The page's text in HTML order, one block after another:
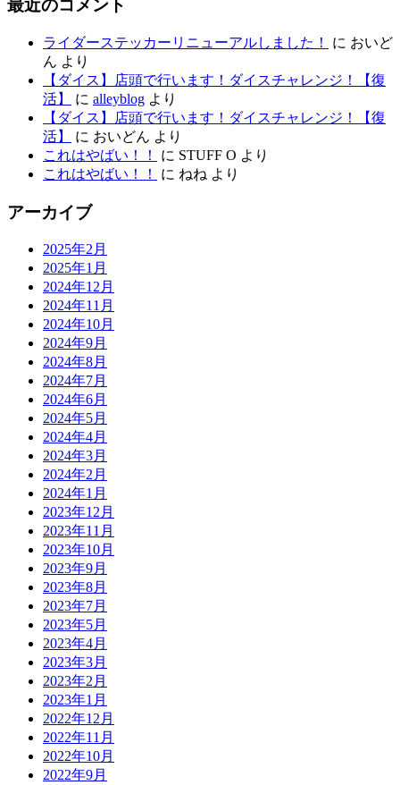
最近のコメント
ライダーステッカーリニューアルしました！ に おいど
ん より
【ダイス】店頭で行います！ダイスチャレンジ！【復
活】
に alleyblog より
【ダイス】店頭で行います！ダイスチャレンジ！【復
活】
に おいどん より
これはやばい！！
に STUFF O より
これはやばい！！
に ねね より
アーカイブ
2025年2月
2025年1月
2024年12月
2024年11月
2024年10月
2024年9月
2024年8月
2024年7月
2024年6月
2024年5月
2024年4月
2024年3月
2024年2月
2024年1月
2023年12月
2023年11月
2023年10月
2023年9月
2023年8月
2023年7月
2023年5月
2023年4月
2023年3月
2023年2月
2023年1月
2022年12月
2022年11月
2022年10月
2022年9月